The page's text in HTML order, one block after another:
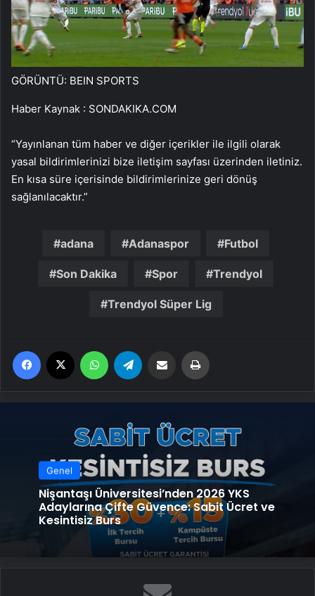
GÖRÜNTÜ: BEIN SPORTS
Haber Kaynak : SONDAKIKA.COM
“Yayınlanan tüm haber ve diğer içerikler ile ilgili olarak
yasal bildirimlerinizi bize iletişim sayfası üzerinden iletiniz.
En kısa süre içerisinde bildirimlerinize geri dönüş
sağlanılacaktır.”
adana Adanaspor Futbol
Son Dakika Spor Trendyol
Trendyol Süper Lig
Facebook WhatsApp Email'den paylaş
Genel
Nişantaşı Üniversitesi’nden 2026 YKS
Adaylarına Çifte Güvence: Sabit Ücret ve
Kesintisiz Burs